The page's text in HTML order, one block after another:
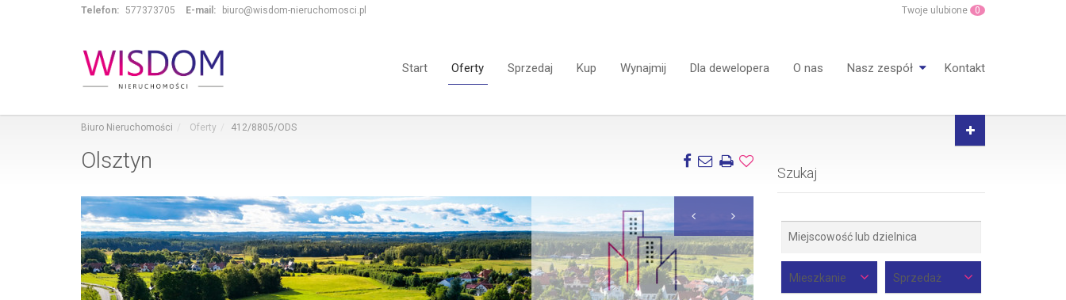
Telefon: 577373705 E-mail: biuro@wisdom-nieruchomosci.pl Twoje ulubione 0
Start Oferty Sprzedaj Kup Wynajmij Dla dewelopera O nas Nasz zespół Kontakt
Biuro Nieruchomości Oferty 412/8805/ODS
Olsztyn Szukaj
Mieszkanie Sprzedaż